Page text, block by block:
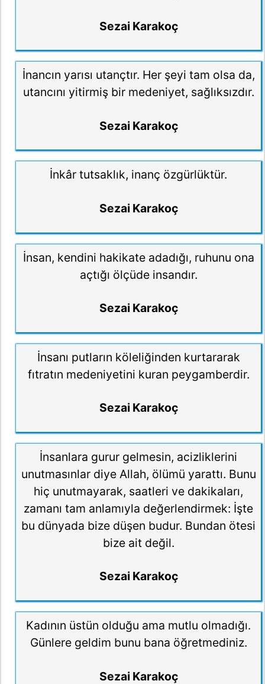
Sezai Karakoç
İnancın yarısı utançtır. Her şeyi tam olsa da,
utancını yitirmiş bir medeniyet, sağlıksızdır.
Sezai Karakoç
İnkâr tutsaklık, inanç özgürlüktür.
Sezai Karakoç
İnsan, kendini hakikate adadığı, ruhunu ona
açtığı ölçüde insandır.
Sezai Karakoç
İnsanı putların köleliğinden kurtararak
fıtratın medeniyetini kuran peygamberdir.
Sezai Karakoç
İnsanlara gurur gelmesin, acizliklerini
unutmasınlar diye Allah, ölümü yarattı. Bunu
hiç unutmayarak, saatleri ve dakikaları,
zamanı tam anlamıyla değerlendirmek: İşte
bu dünyada bize düşen budur. Bundan ötesi
bize ait değil.
Sezai Karakoç
Kadının üstün olduğu ama mutlu olmadığı.
Günlere geldim bunu bana öğretmediniz.
Sezai Karakoç